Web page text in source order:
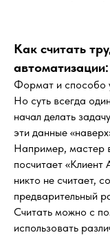
Как считать
Формат и способо
Но суть всегда
начал делать
эти данные
Например, мастер
посчитает
никто не считает,
предварительный
Считать можно с
использовать